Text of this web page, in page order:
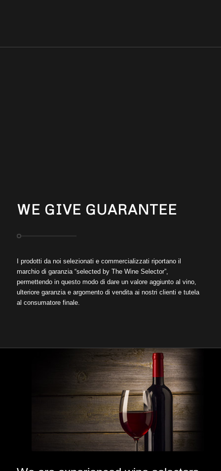
WE GIVE GUARANTEE
I prodotti da noi selezionati e commercializzati riportano il
marchio di garanzia “selected by The Wine Selector”,
permettendo in questo modo di dare un valore aggiunto al vino,
ulteriore garanzia e argomento di vendita ai nostri clienti e tutela
al consumatore finale.